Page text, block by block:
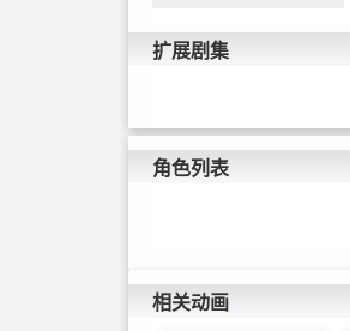
扩展剧集
角色列表
相关动画